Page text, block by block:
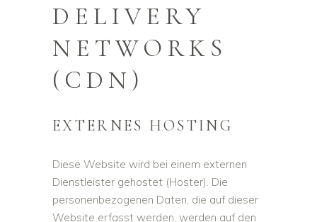
DELIVERY
NETWORKS
(CDN)
EXTERNES HOSTING
Diese Website wird bei einem externen
Dienstleister gehostet (Hoster). Die
personenbezogenen Daten, die auf dieser
Website erfasst werden, werden auf den